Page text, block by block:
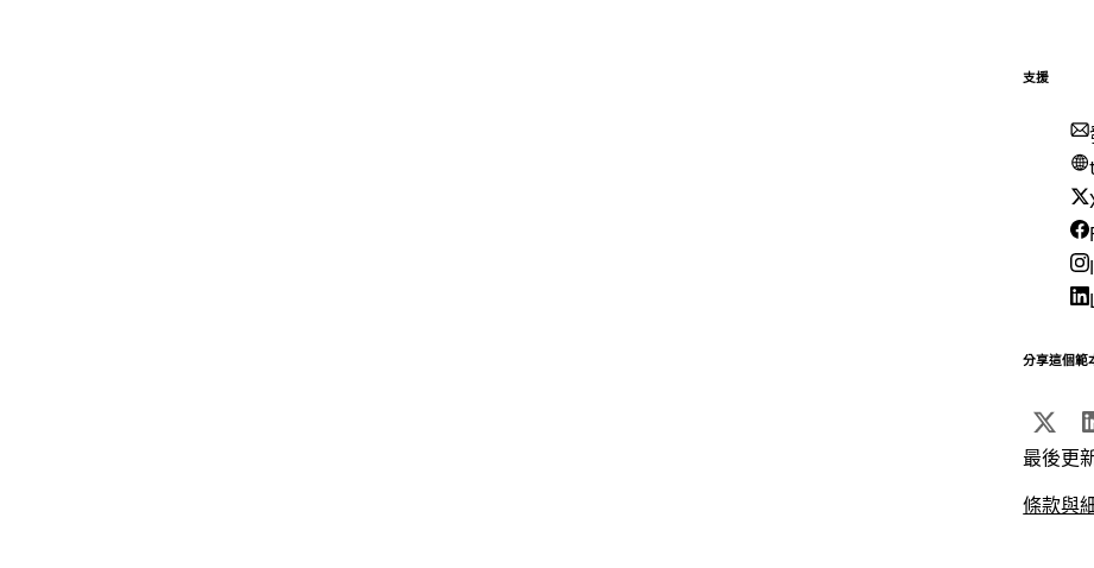
支援
分享這個範
最後更
條款與